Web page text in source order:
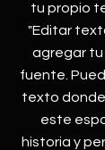
tu propio
"Editar
agregar tu
fuente.
texto donde
este
historia y